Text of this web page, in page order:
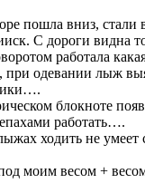
пошла вниз,
С дороги видна
работала
при одевании лыж
блокноте
работать….
ходить не умеет
моим весом +